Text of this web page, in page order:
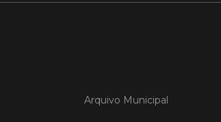
Arquivo Municipal